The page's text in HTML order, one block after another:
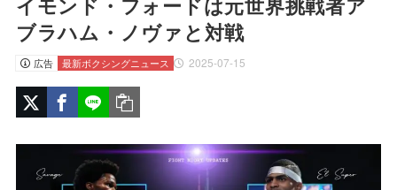
ブラハム・ノヴァと対戦
広告 2025-07-15
最新ボクシングニュース